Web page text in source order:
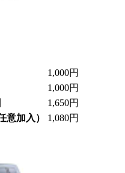
1,000円
1,000円
1,650円
意加入）
1,080円